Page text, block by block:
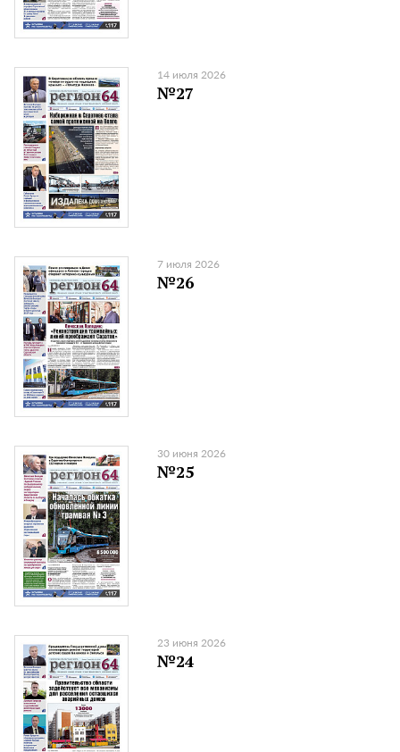
14 июля 2026
№27
7 июля 2026
№26
30 июня 2026
№25
23 июня 2026
№24